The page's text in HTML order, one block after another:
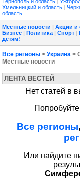
Хмельницкий и область |
область
Местные новости | Акции и
Бизнес | Политика | Спорт |
детям!
Все регионы > Украина >
Местные новости
ЛЕНТА ВЕСТЕЙ
Нет статей в
Все регионы,
Или найдите